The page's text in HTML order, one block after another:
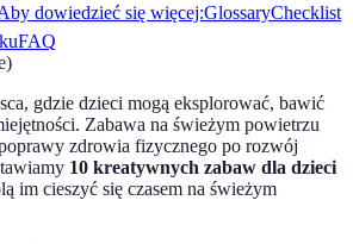
dowiedzieć się więcej:GlossaryChecklist
FAQ
)
gdzie dzieci mogą eksplorować, bawić
Zabawa na świeżym powietrzu
zdrowia fizycznego po rozwój
10 kreatywnych zabaw dla dzieci
im cieszyć się czasem na świeżym